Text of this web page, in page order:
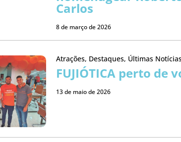
Carlos
8 de março de 2026
Atrações, Destaques, Últimas
FUJIÓTICA perto de
13 de maio de 2026